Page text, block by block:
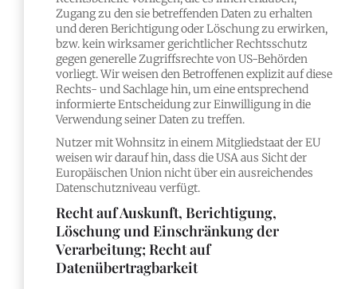
Zugang zu den sie betreffenden Daten zu erhalten
und deren Berichtigung oder Löschung zu erwirken,
bzw. kein wirksamer gerichtlicher Rechtsschutz
gegen generelle Zugriffsrechte von US-Behörden
vorliegt. Wir weisen den Betroffenen explizit auf diese
Rechts- und Sachlage hin, um eine entsprechend
informierte Entscheidung zur Einwilligung in die
Verwendung seiner Daten zu treffen.
Nutzer mit Wohnsitz in einem Mitgliedstaat der EU
weisen wir darauf hin, dass die USA aus Sicht der
Europäischen Union nicht über ein ausreichendes
Datenschutzniveau verfügt.
Recht auf Auskunft, Berichtigung,
Löschung und Einschränkung der
Verarbeitung; Recht auf
Datenübertragbarkeit